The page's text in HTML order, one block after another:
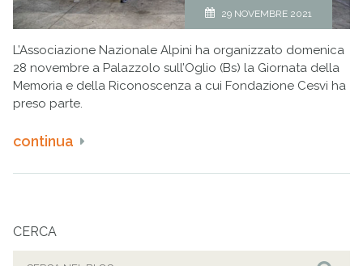
29 NOVEMBRE 2021
L’Associazione Nazionale Alpini ha organizzato domenica
28 novembre a Palazzolo sull’Oglio (Bs) la Giornata della
Memoria e della Riconoscenza a cui Fondazione Cesvi ha
preso parte.
continua
CERCA